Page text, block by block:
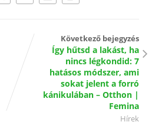
Következő bejegyzés
Így hűtsd a lakást, ha
nincs légkondid: 7
hatásos módszer, ami
sokat jelent a forró
kánikulában – Otthon |
Femina
Hírek